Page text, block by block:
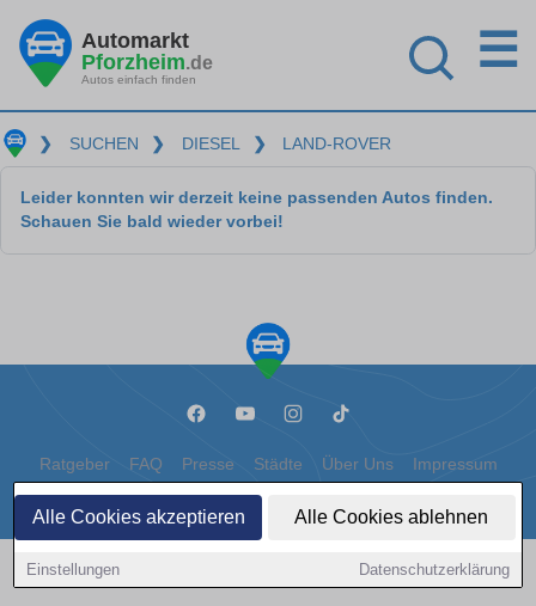
Alle Cookies akzeptieren Alle Cookies ablehnen
Einstellungen Datenschutzerklärung
Automarkt
Pforzheim.de
Autos einfach finden
☰
❯ SUCHEN ❯ DIESEL ❯ LAND-ROVER
Leider konnten wir derzeit keine passenden Autos finden.
Schauen Sie bald wieder vorbei!
Ratgeber FAQ Presse Städte Über Uns Impressum
Datenschutz Cookies
Copyright © 2000 - 2026 | 1A Infosysteme GmbH | Content by: 1a-sites-autos